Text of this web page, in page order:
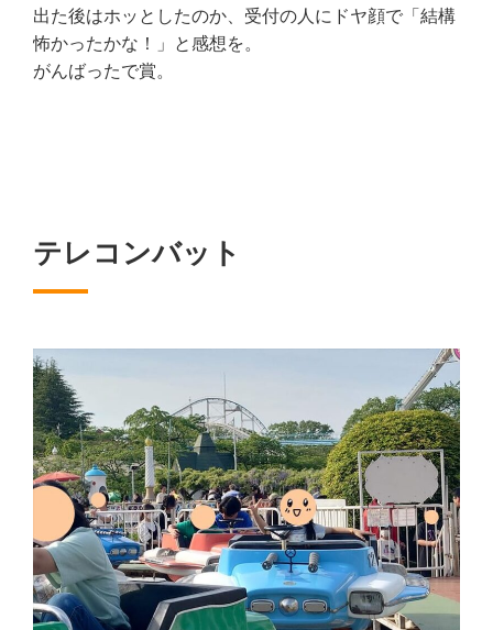
出た後はホッとしたのか、受付の人にドヤ顔で「結構
怖かったかな！」と感想を。
がんばったで賞。
テレコンバット